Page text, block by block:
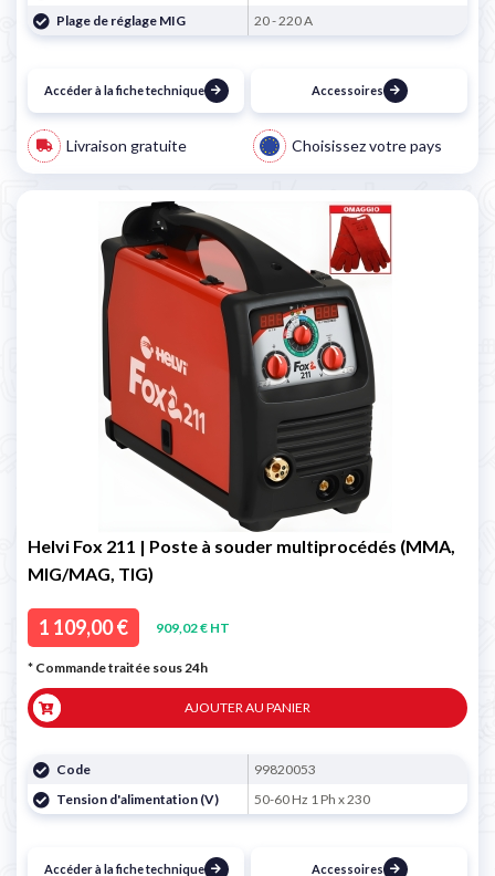
Plage de réglage MIG
20 - 220 A
Accéder à la fiche technique Accessoires
Livraison gratuite Choisissez votre pays
Helvi Fox 211 | Poste à souder multiprocédés (MMA,
MIG/MAG, TIG)
1 109,00 € 909,02 € HT
* Commande traitée sous 24h
AJOUTER AU PANIER
Code
99820053
Tension d'alimentation (V)
50-60 Hz 1 Ph x 230
Accéder à la fiche technique Accessoires